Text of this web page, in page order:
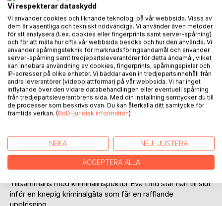
Bror Stenson är en ung konsult som är på väg till sitt första
uppdrag som projektledare ute hos Medella, ett
framgångsrikt nytt företag.
Han har fått i uppdrag att föra in ett kunddatasystem för att
hålla kolla på försäljningsaktiviteter hos befintliga och nya
kunder.
Men det uppstår problem. Säljchefen kommer inte till
mötet som avtalat och verkar ha försvunnit. Varken företag
eller familj vet var han är.
Polisen kopplas in och enda ledtråden till den försvunne
Ytterligare ett försvinnande och märkliga fakturor, nu i
London, skapar problem med företagets kvartalsbokslut.
Allt fler märkliga fakta kommer i dagen och efter hand
arbetar Bror lika mycket som privatdetektiv som konsult.
Tillsammans med kriminalinspektör Eva Lind står han till slut
inför en knepig kriminalgåta som får en rafflande
Vi respekterar dataskydd
Vi använder cookies och liknande teknologi på vår webbsida. Vissa av
dem är väsentliga och tekniskt nödvändiga. Vi använder även metoder
för att analysera (t.ex. cookies eller fingerprints samt server-spårning)
och för att mäta hur ofta vår webbsida besöks och hur den används. Vi
använder spårningsteknik för marknadsföringsändamål och använder
server-spårning samt tredjepartsleverantörer för detta ändamål, vilket
kan innebära användning av cookies, fingerprints, spårningspixlar och
IP-adresser på olika enheter. Vi bäddar även in tredjepartsinnehåll från
andra leverantörer (videoplattformar) på vår webbsida. Vi har inget
inflytande över den vidare databehandlingen eller eventuell spårning
från tredjepartsleverantörens sida. Med din inställning samtycker du till
de processer som beskrivs ovan. Du kan återkalla ditt samtycke för
framtida verkan. (BoD-juridisk information)
NEKA NEJ, JUSTERA
ACCEPTERA ALLA